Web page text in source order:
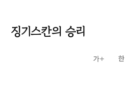
징기스칸의 승리